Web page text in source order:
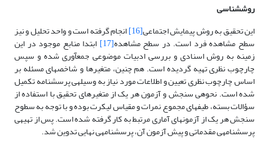
روش­شناسی
این تحقیق به روش پیمایش اجتماعی[16] انجام گرفته است و واحد تحلیل و نیز
سطح مشاهده فرد است. در سطح مشاهده[17] ابتدا منابع موجود در این
زمینه به روش اسنادی و بررسی ادبیات موضوعی جمع­آوری شده و سپس
چارچوب نظری تهیه گردیده است. هم چنین، متغیرها و شاخص­های مسئله بر
اساس چارچوب نظری تعیین و اطلاعات مورد نیاز به وسیله­ی پرسش­نامه تکمیل
شده است. نحوه­ی سنجش و آزمون هر یک از متغیرهای تحقیق با استفاده از
سؤالات بسته، طیف­های مجموع نمرات و مقیاس لیکرت بوده و با توجه به سطوح
سنجش هر یک از آزمون­های آماری مرتبط به کار گرفته شده است. پس از تهیه­ی
پرسش­نامه­ی مقدماتی و پیش آزمون آن، پرسش­نامه­ی نهایی تدوین شد.